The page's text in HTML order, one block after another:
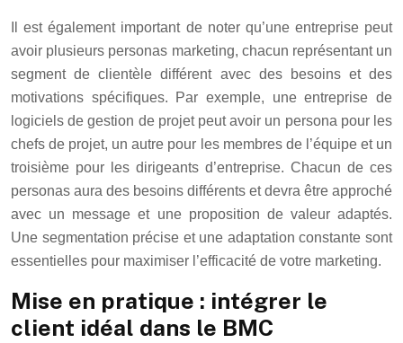
Il est également important de noter qu’une entreprise peut
avoir plusieurs personas marketing, chacun représentant un
segment de clientèle différent avec des besoins et des
motivations spécifiques. Par exemple, une entreprise de
logiciels de gestion de projet peut avoir un persona pour les
chefs de projet, un autre pour les membres de l’équipe et un
troisième pour les dirigeants d’entreprise. Chacun de ces
personas aura des besoins différents et devra être approché
avec un message et une proposition de valeur adaptés.
Une segmentation précise et une adaptation constante sont
essentielles pour maximiser l’efficacité de votre marketing.
Mise en pratique : intégrer le
client idéal dans le BMC